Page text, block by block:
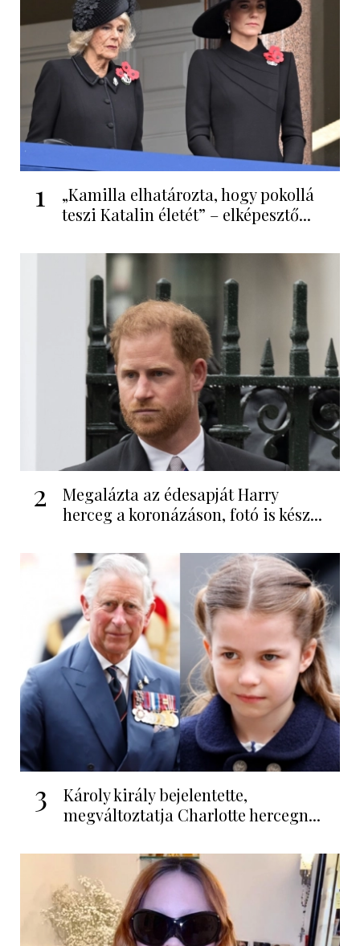
1
„Kamilla elhatározta, hogy pokollá
teszi Katalin életét” – elképesztő...
2
Megalázta az édesapját Harry
herceg a koronázáson, fotó is kész...
3
Károly király bejelentette,
megváltoztatja Charlotte hercegn...